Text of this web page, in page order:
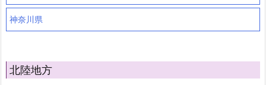
神奈川県
北陸地方